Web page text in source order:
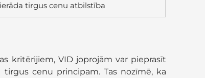
tirgus cenu atbilstība
kritērijiem, VID joprojām var pieprasīt
cenu principam. Tas nozīmē, ka